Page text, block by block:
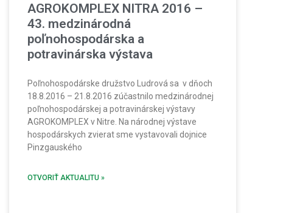
AGROKOMPLEX NITRA 2016 –
43. medzinárodná
poľnohospodárska a
potravinárska výstava
Poľnohospodárske družstvo Ludrová sa v dňoch
18.8.2016 – 21.8.2016 zúčastnilo medzinárodnej
poľnohospodárskej a potravinárskej výstavy
AGROKOMPLEX v Nitre. Na národnej výstave
hospodárskych zvierat sme vystavovali dojnice
Pinzgauského
OTVORIŤ AKTUALITU »